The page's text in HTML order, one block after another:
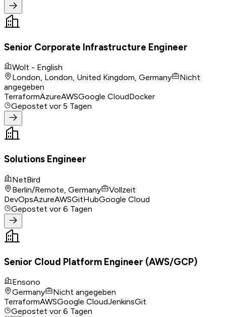
Senior Corporate Infrastructure Engineer
Wolt - English
London, London, United Kingdom, Germany
Nicht
angegeben
TerraformAzureAWSGoogle CloudDocker
Gepostet vor 5 Tagen
Solutions Engineer
NetBird
Berlin/Remote, Germany
Vollzeit
DevOpsAzureAWSGitHubGoogle Cloud
Gepostet vor 6 Tagen
Senior Cloud Platform Engineer (AWS/GCP)
Ensono
Germany
Nicht angegeben
TerraformAWSGoogle CloudJenkinsGit
Gepostet vor 6 Tagen